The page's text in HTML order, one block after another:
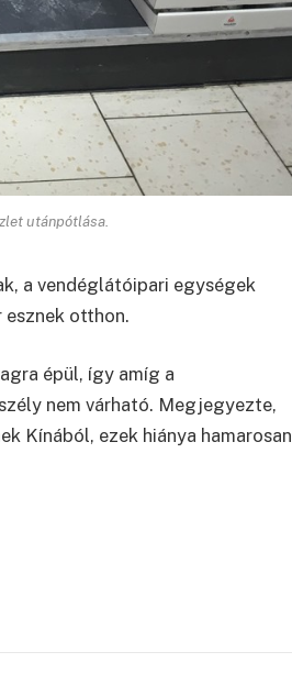
utánpótlása.
a vendéglátóipari egységek
otthon.
épül, így amíg a
nem várható. Megjegyezte,
Kínából, ezek hiánya hamarosan